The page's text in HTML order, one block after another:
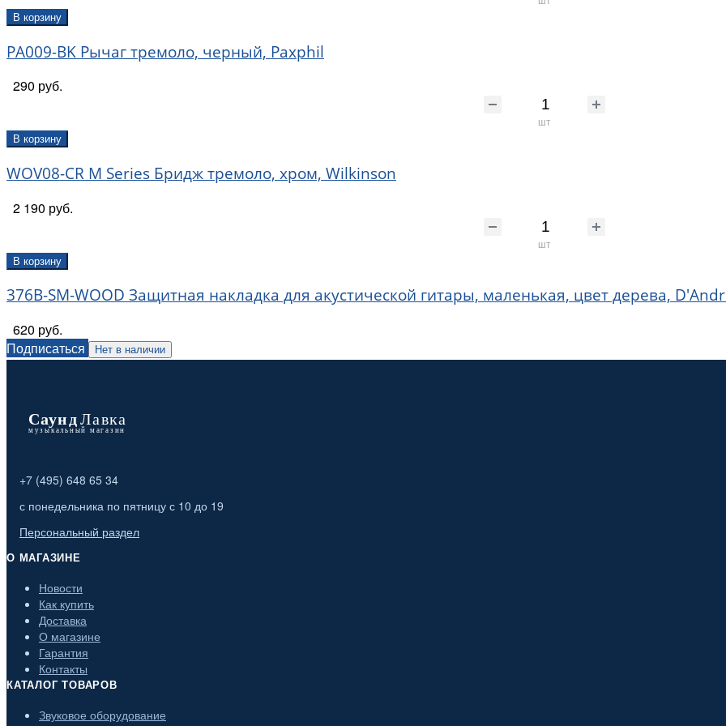
В корзину
PA009-BK Рычаг тремоло, черный, Paxphil
290 руб.
шт
В корзину
WOV08-CR M Series Бридж тремоло, хром, Wilkinson
2 190 руб.
шт
В корзину
376B-SM-WOOD Защитная накладка для акустической гитары, маленькая, цвет дерева,
620 руб.
Подписаться
Нет в наличии
+7 (495) 648 65 34
с понедельника по пятницу с 10 до 19
Персональный раздел
О МАГАЗИНЕ
Новости
Как купить
Доставка
О магазине
Гарантия
Контакты
КАТАЛОГ ТОВАРОВ
Звуковое оборудование